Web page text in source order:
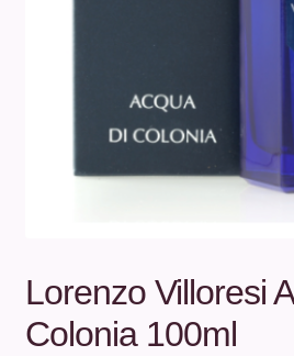
Lorenzo Villoresi
Colonia 100ml